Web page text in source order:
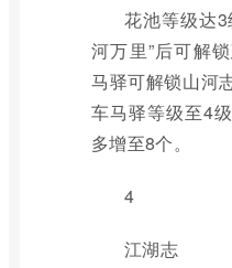
花池等级达
河万里”后可解
马驿可解锁山河
车马驿等级至4
多增至8个。
4
江湖志